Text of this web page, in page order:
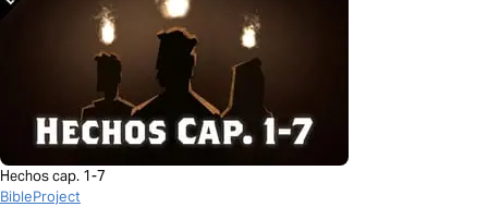
Hechos cap. 1-7
BibleProject